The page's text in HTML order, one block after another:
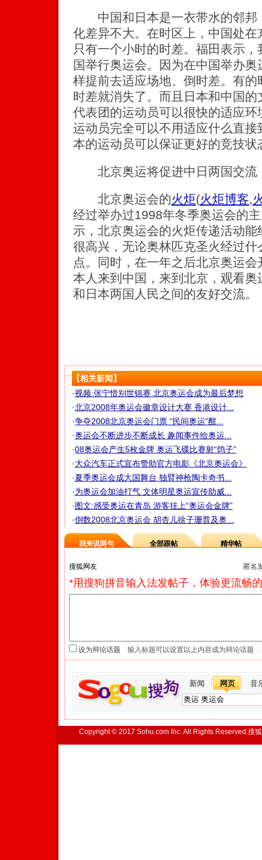
中国和日本是一衣带水的邻邦
化差异不大。在时区上，中国处
只有一个小时的时差。福田表示
国举行奥运会。因为在中国举办
样提前去适应场地、倒时差。有
时差就消失了。而且日本和中国
代表团的运动员可以很快的适应
运动员完全可以不用适应什么直
本的运动员可以保证更好的竞技状
北京奥运将促进中日两国交流
北京奥运会的火炬(火炬博客,
经过举办过1998年冬季奥运会的
示，北京奥运会的火炬传递活动
很高兴，无论奥林匹克圣火经过
点。同时，在一年之后北京奥运
本人来到中国，来到北京，观看
和日本两国人民之间的友好交流。
【相关新闻】
·视频:张宁惜别世锦赛 北京奥运会成为最后梦想
·北京2008年奥运会徽章设计大赛 香港设计...
·争夺2008北京奥运会门票 “民间奥运”酣...
·奥运会不断进步不断成长 趣闻事件给奥运...
·08奥运会产生5枚金牌 奥运飞碟比赛射“鸽子”
·大众汽车正式宣布赞助官方电影《北京奥运会》
·夏季奥运会成大国舞台 独臂神枪陶卡奇书...
·为奥运会加油打气 文体明星奥运宣传助威...
·图文:感受奥运在青岛 游客挂上“奥运会金牌”
·倒数2008北京奥运会 胡杏儿徐子珊普及奥...
我来说两句 全部跟帖 精华帖
匿名
*用搜狗拼音输入法发帖子，体验更流畅
设为辩论话题
新闻 网页 音
Copyright © 2017 Sohu.com Inc. All Rights Reserved.搜